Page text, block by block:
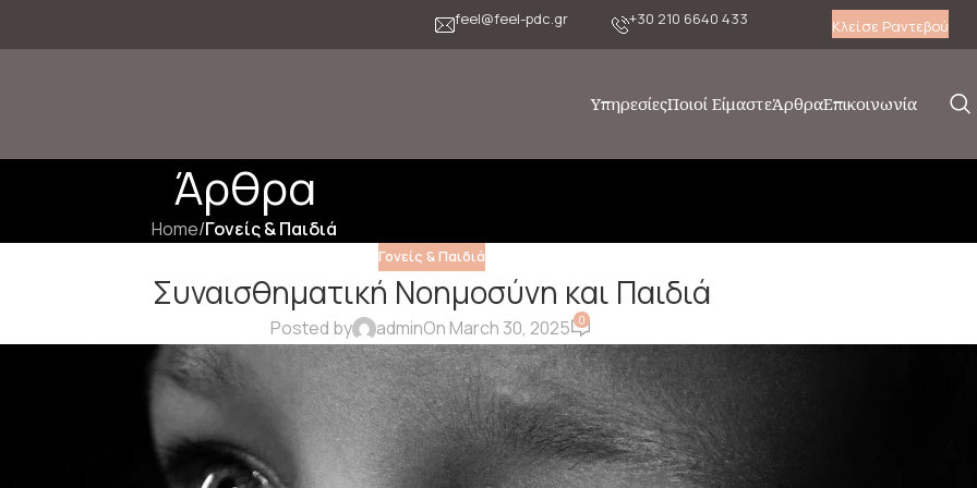
feel@feel-pdc.gr +30 210 6640 433 Κλείσε Ραντεβού
ΥπηρεσίεςΠοιοί ΕίμαστεΆρθραΕπικοινωνία
Άρθρα
Home/Γονείς & Παιδιά
Γονείς & Παιδιά
Συναισθηματική Νοημοσύνη και Παιδιά
Posted by adminOn March 30, 2025 0